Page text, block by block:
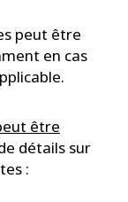
peut être
en cas
être
détails sur
: